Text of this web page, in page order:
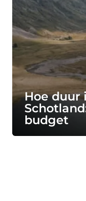
Hoe duur
budget